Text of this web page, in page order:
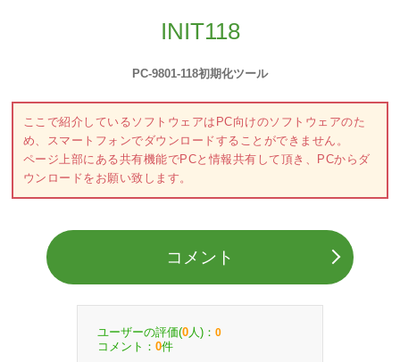
INIT118
PC-9801-118初期化ツール
ここで紹介しているソフトウェアはPC向けのソフトウェアのた
め、スマートフォンでダウンロードすることができません。
ページ上部にある共有機能でPCと情報共有して頂き、PCからダ
ウンロードをお願い致します。
コメント
ユーザーの評価(0 人)： 0
コメント： 0件